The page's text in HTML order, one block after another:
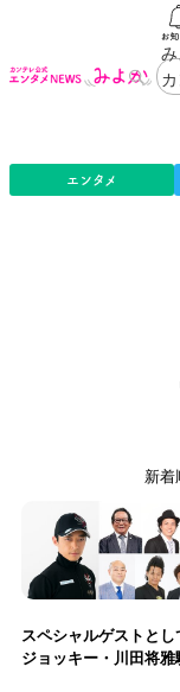
エンタメ
新着
スペシャルゲストとし
ジョッキー・川田将雅